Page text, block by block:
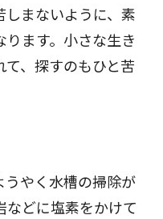
まないように、素
ます。小さな生き
、探すのもひと苦
うやく水槽の掃除が
などに塩素をかけて